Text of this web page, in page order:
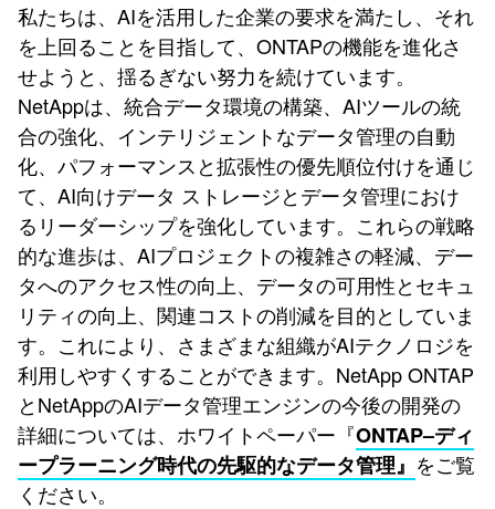
私たちは、AIを活用した企業の要求を満たし、それ
を上回ることを目指して、ONTAPの機能を進化さ
せようと、揺るぎない努力を続けています。
NetAppは、統合データ環境の構築、AIツールの統
合の強化、インテリジェントなデータ管理の自動
化、パフォーマンスと拡張性の優先順位付けを通じ
て、AI向けデータ ストレージとデータ管理におけ
るリーダーシップを強化しています。これらの戦略
的な進歩は、AIプロジェクトの複雑さの軽減、デー
タへのアクセス性の向上、データの可用性とセキュ
リティの向上、関連コストの削減を目的としていま
す。これにより、さまざまな組織がAIテクノロジを
利用しやすくすることができます。NetApp ONTAP
とNetAppのAIデータ管理エンジンの今後の開発の
詳細については、ホワイトペーパー『ONTAP–ディ
ープラーニング時代の先駆的なデータ管理』 をご覧
ください。